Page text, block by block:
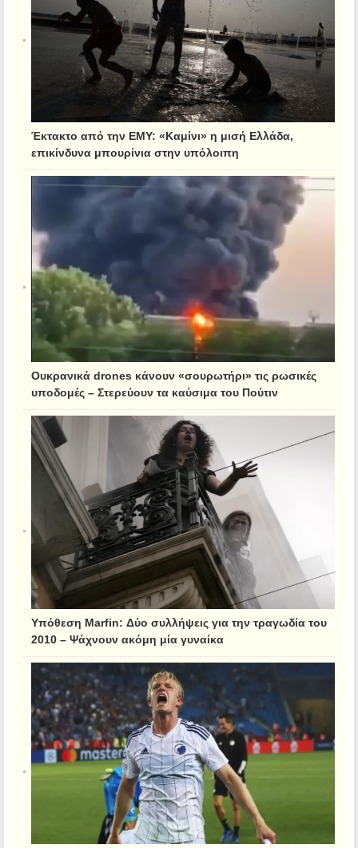
Έκτακτο από την ΕΜΥ: «Καμίνι» η μισή Ελλάδα,
επικίνδυνα μπουρίνια στην υπόλοιπη
Ουκρανικά drones κάνουν «σουρωτήρι» τις ρωσικές
υποδομές – Στερεύουν τα καύσιμα του Πούτιν
Υπόθεση Marfin: Δύο συλλήψεις για την τραγωδία του
2010 – Ψάχνουν ακόμη μία γυναίκα